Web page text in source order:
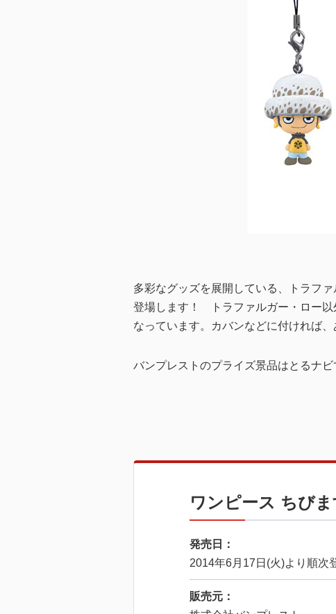
多彩なグッズを展開している、トラフ
登場します！ トラファルガー・ロー以
なっています。カバンなどに付ければ
バンプレストのプライズ景品はとるナビ
ワンピース ちび
発売日：
2014年6月17日(火)より順次
販売元：